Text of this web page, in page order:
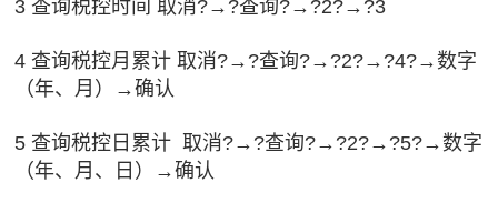
3 查询税控时间 取消?→?查询?→?2?→?3
4 查询税控月累计 取消?→?查询?→?2?→?4?→数字
（年、月）→确认
5 查询税控日累计 取消?→?查询?→?2?→?5?→数字
（年、月、日）→确认